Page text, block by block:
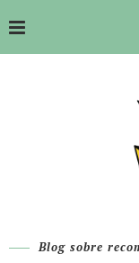
Blog sobre